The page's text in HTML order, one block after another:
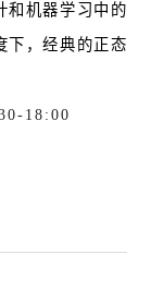
和机器学习中的
下，经典的正态
18:00